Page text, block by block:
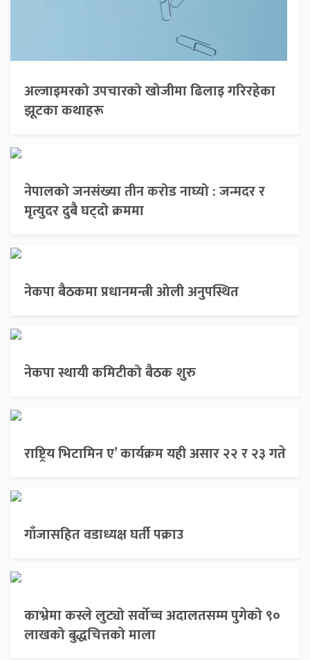
अल्जाइमरको उपचारको खोजीमा ढिलाइ गरिरहेका
झूटका कथाहरू
नेपालको जनसंख्या तीन करोड नाघ्यो : जन्मदर र
मृत्युदर दुबै घट्दो क्रममा
नेकपा बैठकमा प्रधानमन्त्री ओली अनुपस्थित
नेकपा स्थायी कमिटीको बैठक शुरु
राष्ट्रिय भिटामिन ए’ कार्यक्रम यही असार २२ र २३ गते
गाँजासहित वडाध्यक्ष घर्ती पक्राउ
काभ्रेमा कस्ले लुट्यो सर्वोच्च अदालतसम्म पुगेको ९०
लाखको बुद्धचित्तको माला